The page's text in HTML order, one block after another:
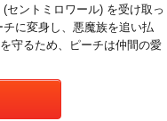
セントミロワール) を受け取っ
に変身し、悪魔族を追い払
守るため、ピーチは仲間の愛